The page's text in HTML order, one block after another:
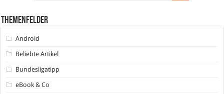
Themenfelder
Android
Beliebte Artikel
Bundesligatipp
eBook & Co